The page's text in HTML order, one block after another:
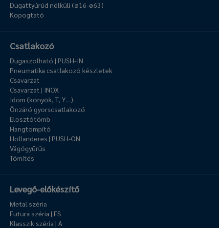
Dugattyúrúd nélküli (ø16-ø63)
Kopogtató
Csatlakozó
Dugaszolható | PUSH-IN
Pneumatika csatlakozó készletek
Csavarzat
Csavarzat | INOX
Idom (könyök, T, Y…)
Önzáró gyorscsatlakozó
Elosztótömb
Hangtompító
Hollanderes | PUSH-ON
Vágógyűrűs
Tömítés
Levegő-előkészítő
Metal széria
Futura széria | FS
Klasszik széria | A